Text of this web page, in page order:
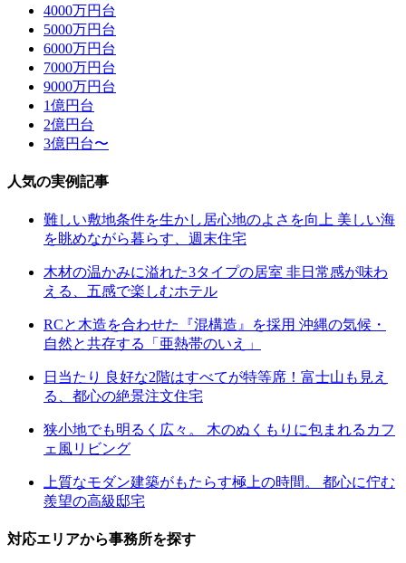
4000万円台
5000万円台
6000万円台
7000万円台
9000万円台
1億円台
2億円台
3億円台〜
人気の実例記事
難しい敷地条件を生かし居心地のよさを向上 美しい海
を眺めながら暮らす、週末住宅
木材の温かみに溢れた3タイプの居室 非日常感が味わ
える、五感で楽しむホテル
RCと木造を合わせた『混構造』を採用 沖縄の気候・
自然と共存する「亜熱帯のいえ」
日当たり 良好な2階はすべてが特等席！富士山も見え
る、都心の絶景注文住宅
狭小地でも明るく広々。 木のぬくもりに包まれるカフ
ェ風リビング
上質なモダン建築がもたらす極上の時間。 都心に佇む
羨望の高級邸宅
対応エリアから事務所を探す